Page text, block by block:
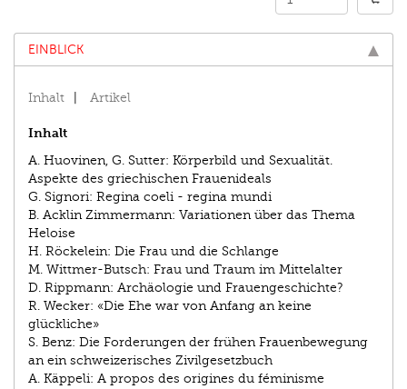
EINBLICK
Inhalt Artikel
Inhalt
A. Huovinen, G. Sutter: Körperbild und Sexualität.
Aspekte des griechischen Frauenideals
G. Signori: Regina coeli - regina mundi
B. Acklin Zimmermann: Variationen über das Thema
Heloise
H. Röckelein: Die Frau und die Schlange
M. Wittmer-Butsch: Frau und Traum im Mittelalter
D. Rippmann: Archäologie und Frauengeschichte?
R. Wecker: «Die Ehe war von Anfang an keine
glückliche»
S. Benz: Die Forderungen der frühen Frauenbewegung
an ein schweizerisches Zivilgesetzbuch
A. Käppeli: A propos des origines du féminisme